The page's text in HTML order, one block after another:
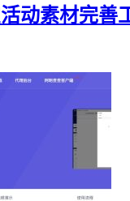
动素材完善